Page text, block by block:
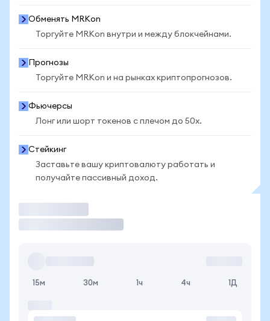
Обменять MRKon
Торгуйте MRKon внутри и между блокчейнами.
Прогнозы
Торгуйте MRKon и на рынках криптопрогнозов.
Фьючерсы
Лонг или шорт токенов с плечом до 50x.
Стейкинг
Заставьте вашу криптовалюту работать и
получайте пассивный доход.
15м 30м 1ч 4ч 1Д